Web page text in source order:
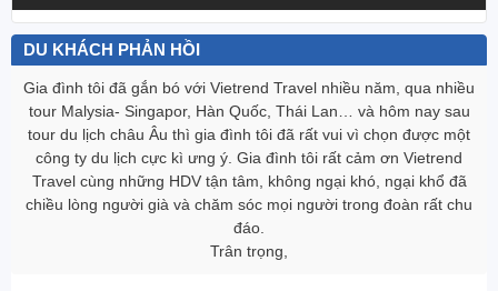
DU KHÁCH PHẢN HỒI
Gia đình tôi đã gắn bó với Vietrend Travel nhiều năm, qua nhiều
tour Malysia- Singapor, Hàn Quốc, Thái Lan… và hôm nay sau
tour du lịch châu Âu thì gia đình tôi đã rất vui vì chọn được một
công ty du lịch cực kì ưng ‎ý. Gia đình tôi rất cảm ơn Vietrend
Travel cùng những HDV tận tâm, không ngại khó, ngại khổ đã
chiều lòng người già và chăm sóc mọi người trong đoàn rất chu
đáo.
Trân trọng,